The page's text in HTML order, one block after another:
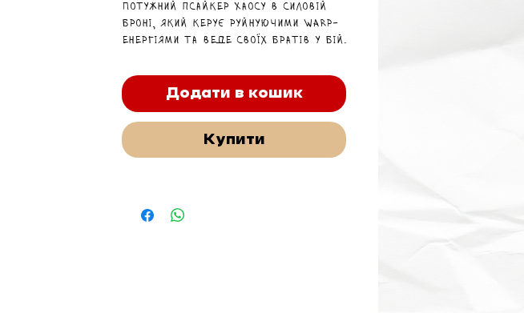
Потужний псайкер Хаосу в силовій
броні, який керує руйнуючими Warp-
енергіями та веде своїх братів у бій.
Додати в кошик
Купити